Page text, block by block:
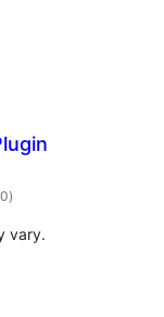
evaluación
total
)
vary.